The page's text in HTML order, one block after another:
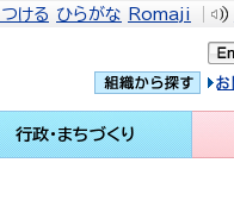
ける ひらがな Romaji
行政・まちづくり